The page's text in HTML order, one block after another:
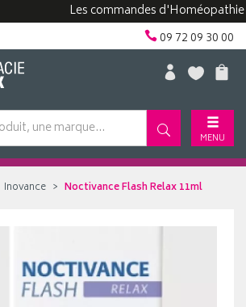
Les commandes d'Homéopathie
09 72 09 30 00
MENU
Inovance Noctivance Flash Relax 11ml